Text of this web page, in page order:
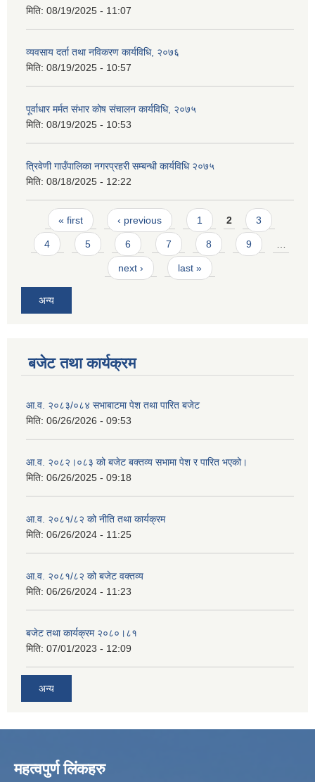
मिति: 08/19/2025 - 11:07
व्यवसाय दर्ता तथा नविकरण कार्यविधि, २०७६
मिति: 08/19/2025 - 10:57
पूर्वाधार मर्मत संभार कोष संचालन कार्यविधि, २०७५
मिति: 08/19/2025 - 10:53
त्रिवेणी गाउँपालिका नगरप्रहरी सम्बन्धी कार्यविधि २०७५
मिति: 08/18/2025 - 12:22
Pages
« first ‹ previous 1 2 3
4 5 6 7 8 9
next › last »
अन्य
बजेट तथा कार्यक्रम
आ.व. २०८३/०८४ सभाबाटमा पेश तथा पारित बजेट
मिति: 06/26/2026 - 09:53
आ‍.व. २०८२।०८३ को बजेट बक्तव्य सभामा पेश र पारित भएको।
मिति: 06/26/2025 - 09:18
आ.व. २०८१/८२ को नीति तथा कार्यक्रम
मिति: 06/26/2024 - 11:25
आ.व. २०८१/८२ को बजेट वक्तव्य
मिति: 06/26/2024 - 11:23
बजेट तथा कार्यक्रम २०८०।८१
मिति: 07/01/2023 - 12:09
अन्य
महत्वपुर्ण लिंकहरु